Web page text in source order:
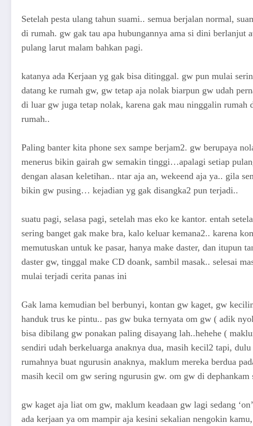
Setelah pesta ulang tahun suami.. semua berjalan normal,
di rumah. gw gak tau apa hubungannya ama si dini berlanjut
pulang larut malam bahkan pagi.
katanya ada Kerjaan yg gak bisa ditinggal. gw pun mulai
datang ke rumah gw, gw tetap aja nolak biarpun gw udah
di luar gw juga tetap nolak, karena gak mau ninggalin rumah
rumah..
Paling banter kita phone sex sampe berjam2. gw berupaya
menerus bikin gairah gw semakin tinggi…apalagi setiap
dengan alasan keletihan.. ntar aja an, wekeend aja ya.. gila
bikin gw pusing… kejadian yg gak disangka2 pun terjadi..
suatu pagi, selasa pagi, setelah mas eko ke kantor. entah
sering banget gak make bra, kalo keluar kemana2.. karena
memutuskan untuk ke pasar, hanya make daster, dan itupun
daster gw, tinggal make CD doank, sambil masak.. selesai
mulai terjadi cerita panas ini
Gak lama kemudian bel berbunyi, kontan gw kaget, gw
handuk trus ke pintu.. pas gw buka ternyata om gw ( adik
bisa dibilang gw ponakan paling disayang lah..hehehe (
sendiri udah berkeluarga anaknya dua, masih kecil2 tapi,
rumahnya buat ngurusin anaknya, maklum mereka berdua
masih kecil om gw sering ngurusin gw. om gw di
gw kaget aja liat om gw, maklum keadaan gw lagi sedang
ada kerjaan ya om mampir aja kesini sekalian nengokin